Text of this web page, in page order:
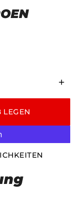
add
LEGEN